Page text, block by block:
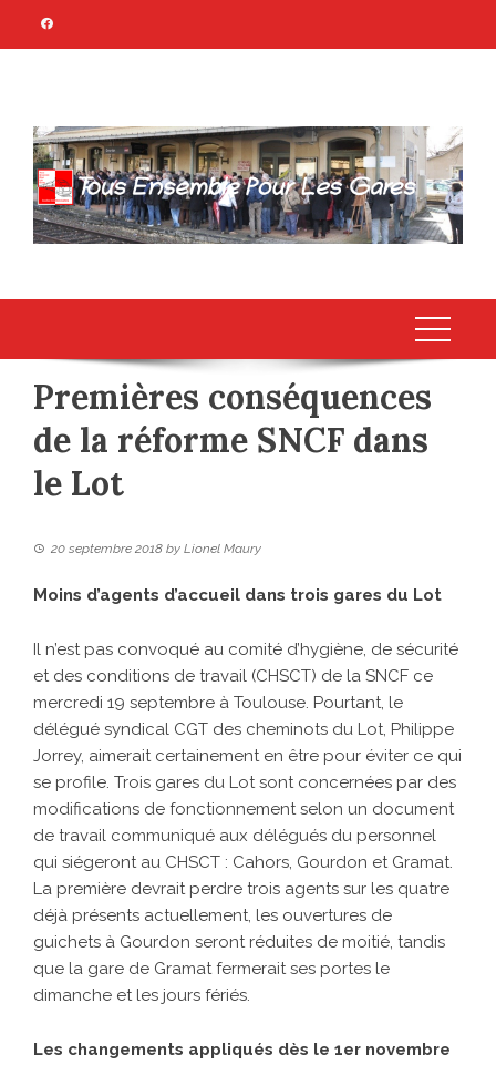
TOUS ENSEMBLE
POUR LES GARES
Association Citoyenne
Premières conséquences
de la réforme SNCF dans
le Lot
20 septembre 2018 by Lionel Maury
Moins d’agents d’accueil dans trois gares du Lot
Il n’est pas convoqué au comité d’hygiène, de sécurité
et des conditions de travail (CHSCT) de la SNCF ce
mercredi 19 septembre à Toulouse. Pourtant, le
délégué syndical CGT des cheminots du Lot, Philippe
Jorrey, aimerait certainement en être pour éviter ce qui
se profile. Trois gares du Lot sont concernées par des
modifications de fonctionnement selon un document
de travail communiqué aux délégués du personnel
qui siégeront au CHSCT : Cahors, Gourdon et Gramat.
La première devrait perdre trois agents sur les quatre
déjà présents actuellement, les ouvertures de
guichets à Gourdon seront réduites de moitié, tandis
que la gare de Gramat fermerait ses portes le
dimanche et les jours fériés.
Les changements appliqués dès le 1er novembre